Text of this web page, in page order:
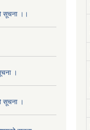
सूचना ।।
।
सूचना ।